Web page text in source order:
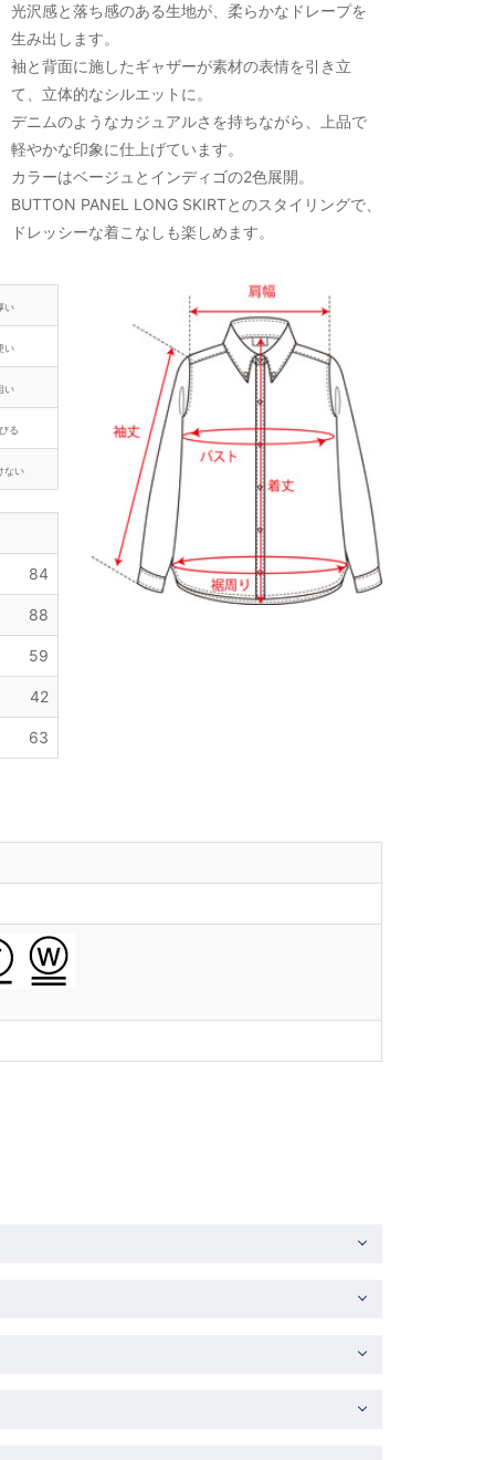
光沢感と落ち感のある生地が、柔らかなドレープを
生み出します。
袖と背面に施したギャザーが素材の表情を引き立
て、立体的なシルエットに。
デニムのようなカジュアルさを持ちながら、上品で
軽やかな印象に仕上げています。
カラーはベージュとインディゴの2色展開。
BUTTON PANEL LONG SKIRTとのスタイリングで、
ドレッシーな着こなしも楽しめます。
い
い
い
る
ない
84
88
59
42
63